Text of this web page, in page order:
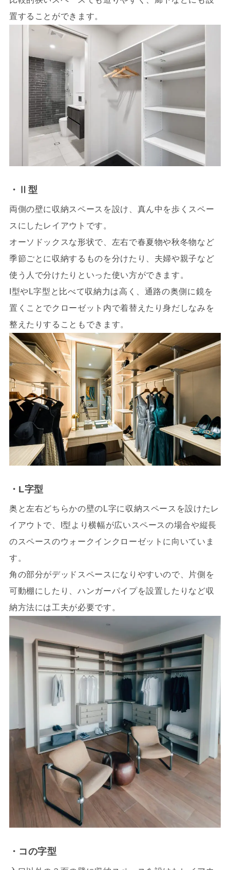
置することができます。
・Ⅱ型
両側の壁に収納スペースを設け、真ん中を歩くスペー
スにしたレイアウトです。
オーソドックスな形状で、左右で春夏物や秋冬物など
季節ごとに収納するものを分けたり、夫婦や親子など
使う人で分けたりといった使い方ができます。
I型やL字型と比べて収納力は高く、通路の奥側に鏡を
置くことでクローゼット内で着替えたり身だしなみを
整えたりすることもできます。
・L字型
奥と左右どちらかの壁のL字に収納スペースを設けたレ
イアウトで、I型より横幅が広いスペースの場合や縦長
のスペースのウォークインクローゼットに向いていま
す。
角の部分がデッドスペースになりやすいので、片側を
可動棚にしたり、ハンガーパイプを設置したりなど収
納方法には工夫が必要です。
・コの字型